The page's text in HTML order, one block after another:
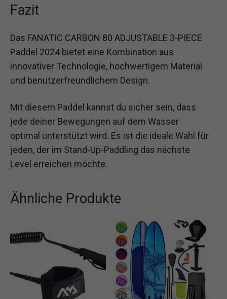
Fazit
Das FANATIC CARBON 80 ADJUSTABLE 3-PIECE
Paddel 2024 bietet eine Kombination aus
innovativer Technologie, hochwertigem Material
und benutzerfreundlichem Design.
Mit diesem Paddel kannst du sicher sein, dass
jede deiner Bewegungen auf dem Wasser
optimal unterstützt wird. Es ist die ideale Wahl für
jeden, der im Stand-Up-Paddling das nächste
Level erreichen möchte.
Ähnliche Produkte